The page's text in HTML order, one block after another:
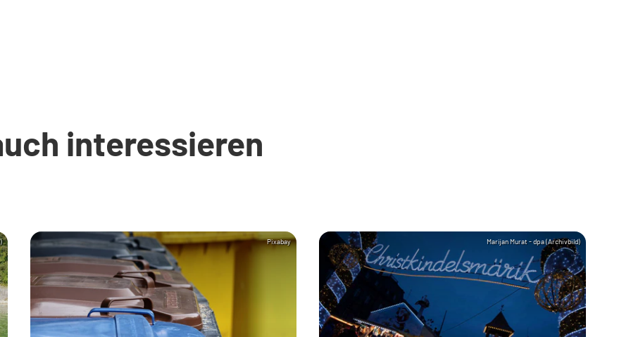
interessieren
Pixabay Marijan Murat - dpa (Archivbild)